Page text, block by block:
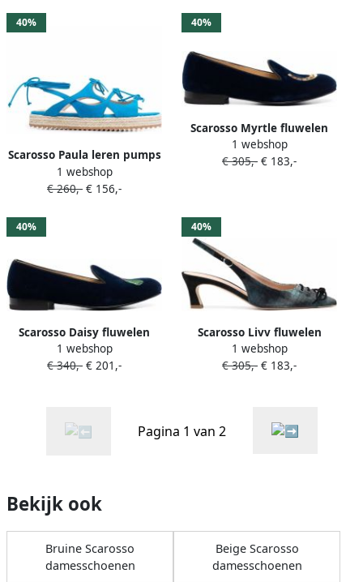
40%
Scarosso Paula leren pumps
Blauw
1 webshop
€ 260,- € 156,-
40%
Scarosso Myrtle fluwelen
loafers Blauw
1 webshop
€ 305,- € 183,-
40%
Scarosso Daisy fluwelen
slippers Blauw
1 webshop
€ 340,- € 201,-
40%
Scarosso Livv fluwelen
pumps Blauw
1 webshop
€ 305,- € 183,-
Pagina 1 van 2
Bekijk ook
Bruine Scarosso
damesschoenen
Beige Scarosso
damesschoenen